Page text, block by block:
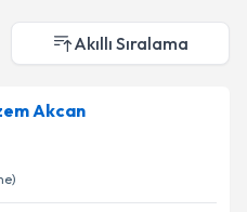
Akıllı Sıralama
Akcan